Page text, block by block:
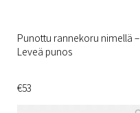
Punottu rannekoru nimellä –
Leveä punos
€53